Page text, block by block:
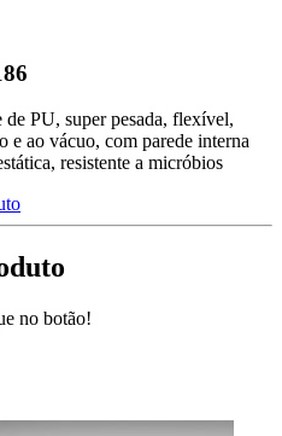
PU, super pesada, flexível,
e ao vácuo, com parede interna
resistente a micróbios
no botão!